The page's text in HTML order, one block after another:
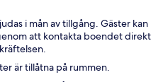
i mån av tillgång. Gäster kan
att kontakta boendet direkt
är tillåtna på rummen.